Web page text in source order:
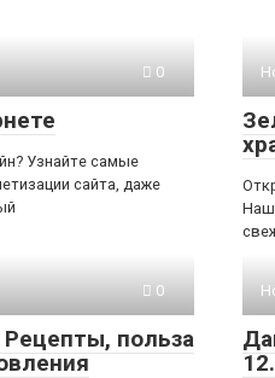
0
Узнайте самые
сайта, даже
0
польза